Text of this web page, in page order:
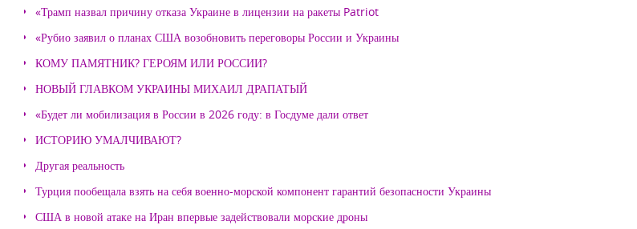
«Трамп назвал причину отказа Украине в лицензии на ракеты Patriot
«Рубио заявил о планах США возобновить переговоры России и Украины
КОМУ ПАМЯТНИК? ГЕРОЯМ ИЛИ РОССИИ?
НОВЫЙ ГЛАВКОМ УКРАИНЫ МИХАИЛ ДРАПАТЫЙ
«Будет ли мобилизация в России в 2026 году: в Госдуме дали ответ
ИСТОРИЮ УМАЛЧИВАЮТ?
Другая реальность
Турция пообещала взять на себя военно-морской компонент гарантий безопасности Украины
США в новой атаке на Иран впервые задействовали морские дроны